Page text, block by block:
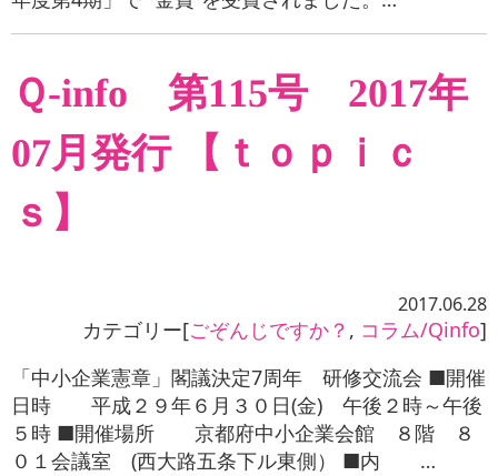
Ｑ-info 第115号 2017年
07月発行 【ｔｏｐｉｃ
ｓ】
2017.06.28
カテゴリー[ごぞんじですか？ , コラム/Qinfo]
「中小企業憲章」閣議決定7周年 研修交流会 ■開催
日時 平成２９年６月３０日(金) 午後２時～午後
５時 ■開催場所 京都府中小企業会館 ８階 ８
０１会議室 (西大路五条下ル東側） ■内 …